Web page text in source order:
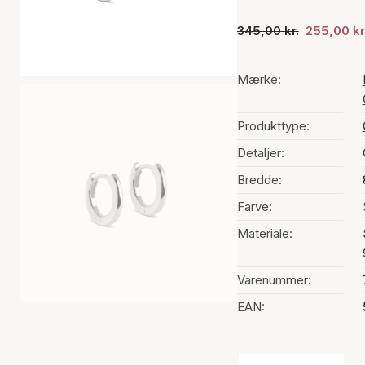
345,00 kr. 255,00
Mærke:
Produkttype:
Detaljer:
Bredde:
Farve:
Materiale:
Varenummer:
EAN: